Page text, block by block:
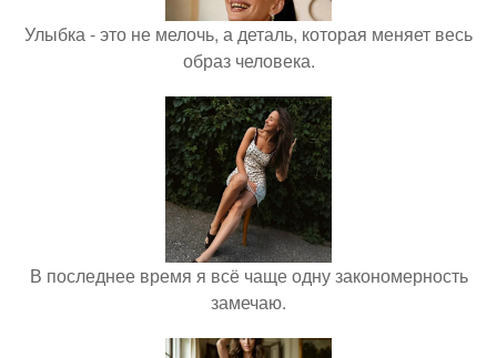
Улыбка - это не мелочь, а деталь, которая меняет весь
образ человека.
В последнее время я всё чаще одну закономерность
замечаю.